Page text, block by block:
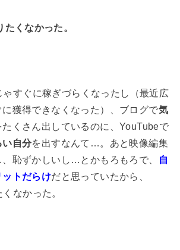
たくなかった。
すぐに稼ぎづらくなったし（最近広
獲得できなくなった）、ブログで気
たくさん出しているのに、YouTubeで
い自分を出すなんて…。あと映像編集
、恥ずかしいし…とかもろもろで、
自
トだらけだと思っていたから、
なかった。